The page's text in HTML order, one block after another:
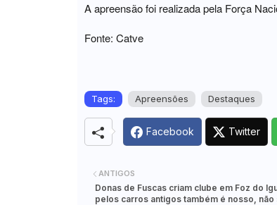
A apreensão foi realizada pela Força
Fonte: Catve
Tags: Apreensões Destaques
Facebook Twitter
ANTIGOS
Donas de Fuscas criam clube em Foz do
pelos carros antigos também é nosso,